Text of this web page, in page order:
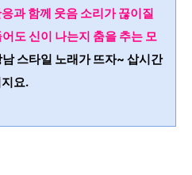
과 함께 웃음 소리가 끊이질
도 신이 나는지 춤을 추는 모
스타일 노래가 뜨자~ 삽시간
요.